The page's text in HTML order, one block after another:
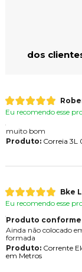
dos
Eu recomendo esse
muito bom
Produto:Correia 3L
Bke
Eu recomendo esse
Produto
Ainda não colocado
formada
Produto:Corrente
em Metros